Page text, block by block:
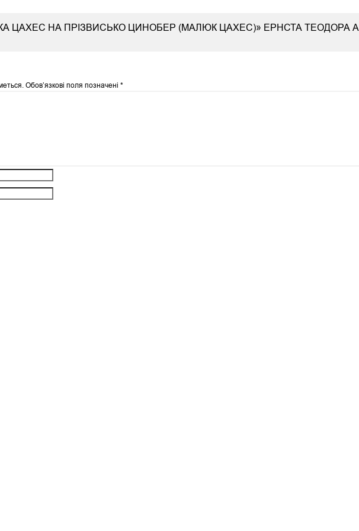
ЦАХЕС НА ПРІЗВИСЬКО ЦИНОБЕР (МАЛЮК ЦАХЕС)» ЕРНСТА ТЕОДОРА
Обов’язкові поля позначені*